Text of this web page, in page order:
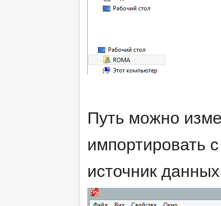
Путь можно
импортировать
источник